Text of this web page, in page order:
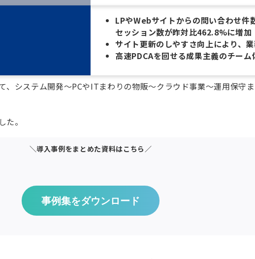
LPやWebサイトからの問い合わせ件
セッション数が昨対比462.8%に増加
サイト更新のしやすさ向上により、
高速PDCAを回せる成果主義のチー
システム開発～PCやITまわりの物販～クラウド事業～運用保守
。
＼導入事例をまとめた資料はこちら／
事例集をダウンロード